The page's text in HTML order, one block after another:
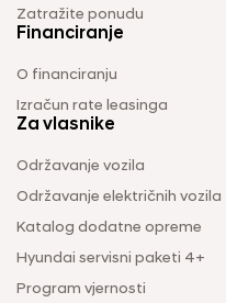
Zatražite ponudu
Financiranje
O financiranju
Izračun rate leasinga
Za vlasnike
Održavanje vozila
Održavanje električnih vozila
Katalog dodatne opreme
Hyundai servisni paketi 4+
Program vjernosti